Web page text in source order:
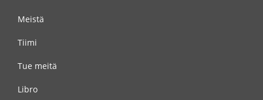
Meistä
Tiimi
Tue meitä
Libro